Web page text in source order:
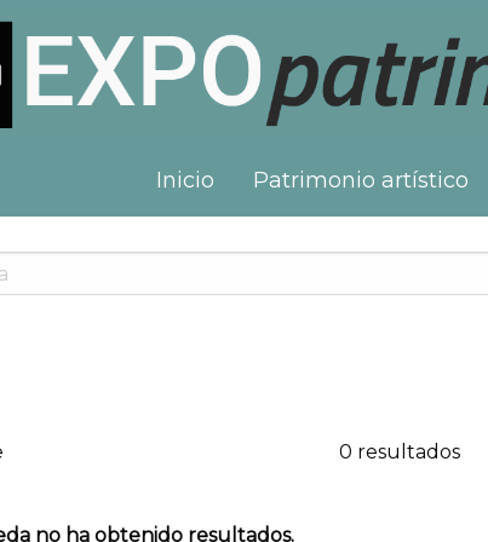
Inicio Patrimonio artístico
0 resultados
no ha obtenido resultados.